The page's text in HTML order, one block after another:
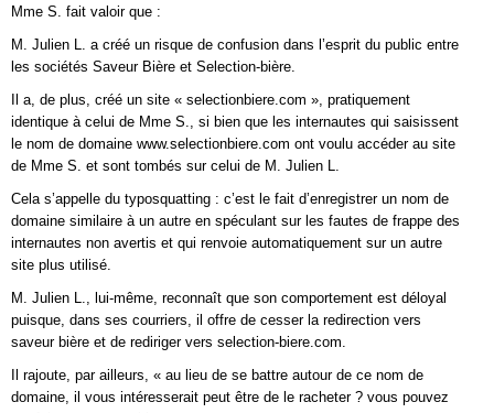
Mme S. fait valoir que :
M. Julien L. a créé un risque de confusion dans l’esprit du public entre
les sociétés Saveur Bière et Selection-bière.
Il a, de plus, créé un site « selectionbiere.com », pratiquement
identique à celui de Mme S., si bien que les internautes qui saisissent
le nom de domaine www.selectionbiere.com ont voulu accéder au site
de Mme S. et sont tombés sur celui de M. Julien L.
Cela s’appelle du typosquatting : c’est le fait d’enregistrer un nom de
domaine similaire à un autre en spéculant sur les fautes de frappe des
internautes non avertis et qui renvoie automatiquement sur un autre
site plus utilisé.
M. Julien L., lui-même, reconnaît que son comportement est déloyal
puisque, dans ses courriers, il offre de cesser la redirection vers
saveur bière et de rediriger vers selection-biere.com.
Il rajoute, par ailleurs, « au lieu de se battre autour de ce nom de
domaine, il vous intéresserait peut être de le racheter ? vous pouvez